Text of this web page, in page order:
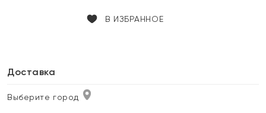
В ИЗБРАННОЕ
Доставка
Выберите город